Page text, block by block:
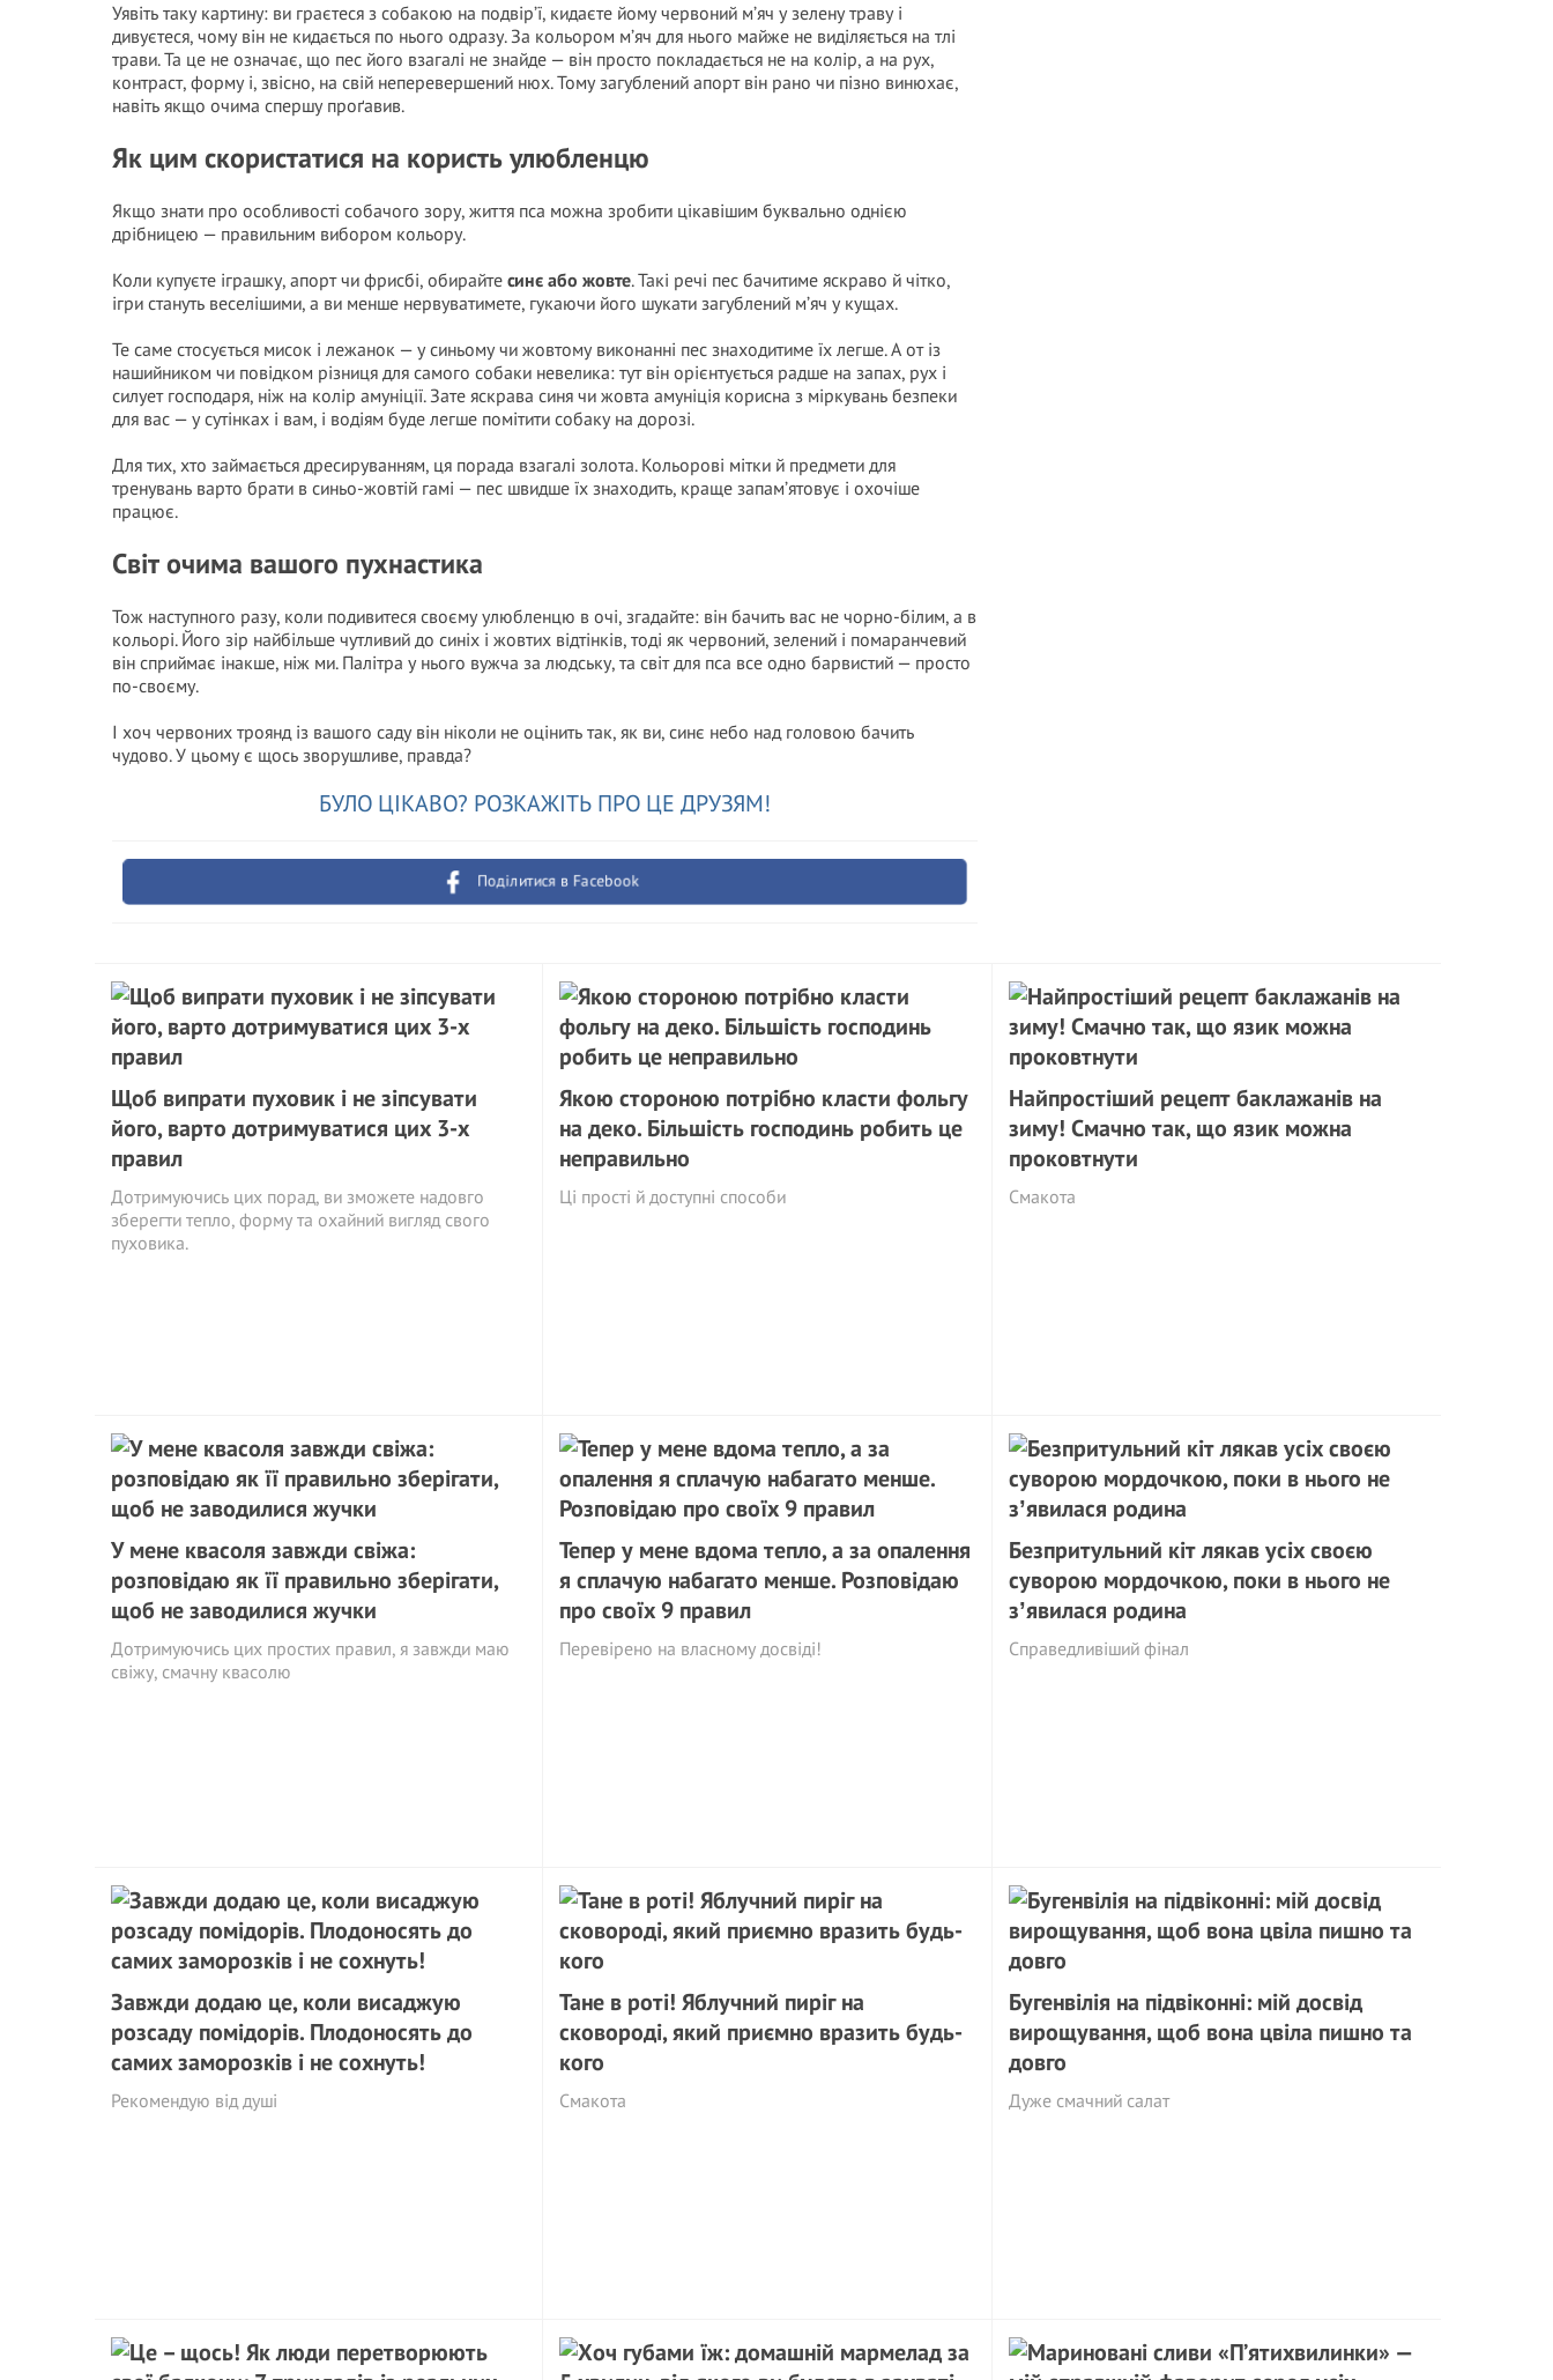
Уявіть таку картину: ви граєтеся з собакою на подвір’ї, кидаєте йому червоний м’яч у зелену траву і
дивуєтеся, чому він не кидається по нього одразу. За кольором м’яч для нього майже не виділяється на тлі
трави. Та це не означає, що пес його взагалі не знайде — він просто покладається не на колір, а на рух,
контраст, форму і, звісно, на свій неперевершений нюх. Тому загублений апорт він рано чи пізно винюхає,
навіть якщо очима спершу проґавив.
Як цим скористатися на користь улюбленцю
Якщо знати про особливості собачого зору, життя пса можна зробити цікавішим буквально однією
дрібницею — правильним вибором кольору.
Коли купуєте іграшку, апорт чи фрисбі, обирайте синє або жовте. Такі речі пес бачитиме яскраво й чітко,
ігри стануть веселішими, а ви менше нервуватимете, гукаючи його шукати загублений м’яч у кущах.
Те саме стосується мисок і лежанок — у синьому чи жовтому виконанні пес знаходитиме їх легше. А от із
нашийником чи повідком різниця для самого собаки невелика: тут він орієнтується радше на запах, рух і
силует господаря, ніж на колір амуніції. Зате яскрава синя чи жовта амуніція корисна з міркувань безпеки
для вас — у сутінках і вам, і водіям буде легше помітити собаку на дорозі.
Для тих, хто займається дресируванням, ця порада взагалі золота. Кольорові мітки й предмети для
тренувань варто брати в синьо-жовтій гамі — пес швидше їх знаходить, краще запам’ятовує і охочіше
працює.
Світ очима вашого пухнастика
Тож наступного разу, коли подивитеся своєму улюбленцю в очі, згадайте: він бачить вас не чорно-білим, а в
кольорі. Його зір найбільше чутливий до синіх і жовтих відтінків, тоді як червоний, зелений і помаранчевий
він сприймає інакше, ніж ми. Палітра у нього вужча за людську, та світ для пса все одно барвистий — просто
по-своєму.
І хоч червоних троянд із вашого саду він ніколи не оцінить так, як ви, синє небо над головою бачить
чудово. У цьому є щось зворушливе, правда?
БУЛО ЦІКАВО? РОЗКАЖІТЬ ПРО ЦЕ ДРУЗЯМ!
Поділитися в Facebook
Щоб випрати пуховик і не зіпсувати
його, варто дотримуватися цих 3-х
правил
Дотримуючись цих порад, ви зможете надовго
зберегти тепло, форму та охайний вигляд свого
пуховика.
Якою стороною потрібно класти фольгу
на деко. Більшість господинь робить це
неправильно
Ці прості й доступні способи
Найпростіший рецепт баклажанів на
зиму! Смачно так, що язик можна
проковтнути
Смакота
У мене квасоля завжди свіжа:
розповідаю як її правильно зберігати,
щоб не заводилися жучки
Дотримуючись цих простих правил, я завжди маю
свіжу, смачну квасолю
Тепер у мене вдома тепло, а за опалення
я сплачую набагато менше. Розповідаю
про своїх 9 правил
Перевірено на власному досвіді!
Безпритульний кіт лякав усіх своєю
суворою мордочкою, поки в нього не
зʼявилася родина
Справедливіший фінал
Завжди додаю це, коли висаджую
розсаду помідорів. Плодоносять до
самих заморозків і не сохнуть!
Рекомендую від душі
Тане в роті! Яблучний пиріг на
сковороді, який приємно вразить будь-
кого
Смакота
Бугенвілія на підвіконні: мій досвід
вирощування, щоб вона цвіла пишно та
довго
Дуже смачний салат